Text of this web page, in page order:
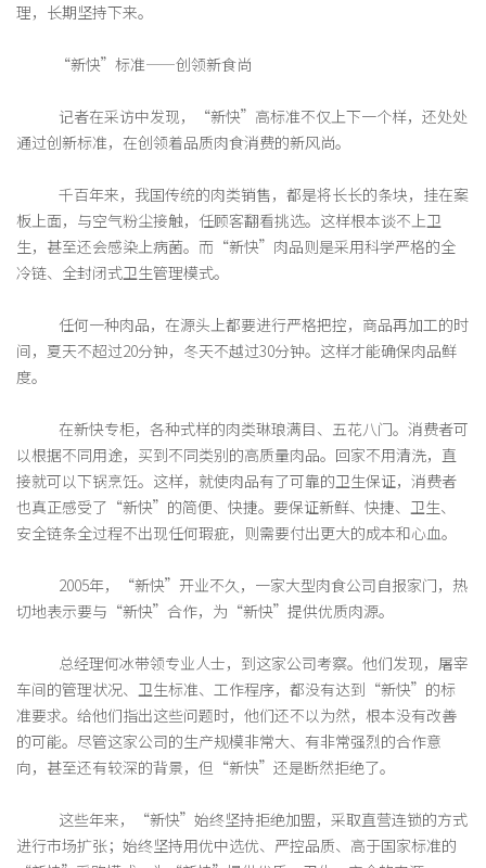
理，长期坚持下来。
“新快”标准——创领新食尚
记者在采访中发现，“新快”高标准不仅上下一个样，还处处
通过创新标准，在创领着品质肉食消费的新风尚。
千百年来，我国传统的肉类销售，都是将长长的条块，挂在案
板上面，与空气粉尘接触，任顾客翻看挑选。这样根本谈不上卫
生，甚至还会感染上病菌。而“新快”肉品则是采用科学严格的全
冷链、全封闭式卫生管理模式。
任何一种肉品，在源头上都要进行严格把控，商品再加工的时
间，夏天不超过20分钟，冬天不越过30分钟。这样才能确保肉品鲜
度。
在新快专柜，各种式样的肉类琳琅满目、五花八门。消费者可
以根据不同用途，买到不同类别的高质量肉品。回家不用清洗，直
接就可以下锅烹饪。这样，就使肉品有了可靠的卫生保证，消费者
也真正感受了“新快”的简便、快捷。要保证新鲜、快捷、卫生、
安全链条全过程不出现任何瑕疵，则需要付出更大的成本和心血。
2005年，“新快”开业不久，一家大型肉食公司自报家门，热
切地表示要与“新快”合作，为“新快”提供优质肉源。
总经理何冰带领专业人士，到这家公司考察。他们发现，屠宰
车间的管理状况、卫生标准、工作程序，都没有达到“新快”的标
准要求。给他们指出这些问题时，他们还不以为然，根本没有改善
的可能。尽管这家公司的生产规模非常大、有非常强烈的合作意
向，甚至还有较深的背景，但“新快”还是断然拒绝了。
这些年来，“新快”始终坚持拒绝加盟，采取直营连锁的方式
进行市场扩张；始终坚持用优中选优、严控品质、高于国家标准的